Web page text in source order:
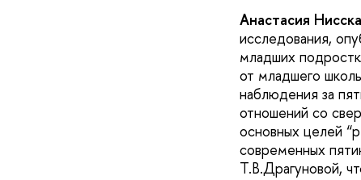
Анастасия
исследования,
младших
от младшего
наблюдения за
отношений со
основных целей
современных
Т.В.Драгуновой,